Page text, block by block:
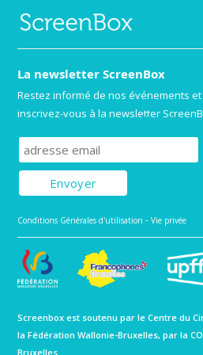
La newsletter ScreenBox
Restez informé de nos événements
inscrivez-vous à la newsletter
Subscribe to our mailing list
Conditions Générales d'utilisation -Vie privée
Screenbox est soutenu par le Centre du
la Fédération Wallonie-Bruxelles, par la
Bruxelles.